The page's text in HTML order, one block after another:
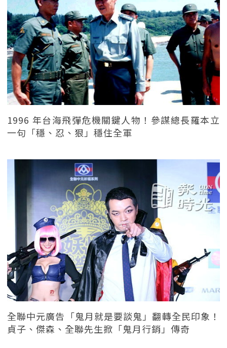
1996 年台海飛彈危機關鍵人物！參謀總長羅本立
一句「穩、忍、狠」穩住全軍
全聯中元廣告「鬼月就是要談鬼」翻轉全民印象！
貞子、傑森、全聯先生掀「鬼月行銷」傳奇